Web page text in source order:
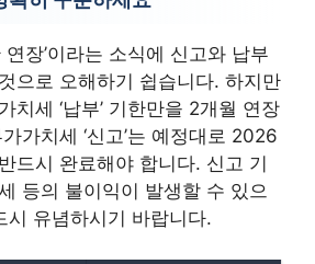
연장’이라는 소식에 신고와 납부
으로 오해하기 쉽습니다. 하지만
치세 ‘납부’ 기한만을 2개월 연장
가치세 ‘신고’는 예정대로 2026
드시 완료해야 합니다. 신고 기
등의 불이익이 발생할 수 있으
시 유념하시기 바랍니다.